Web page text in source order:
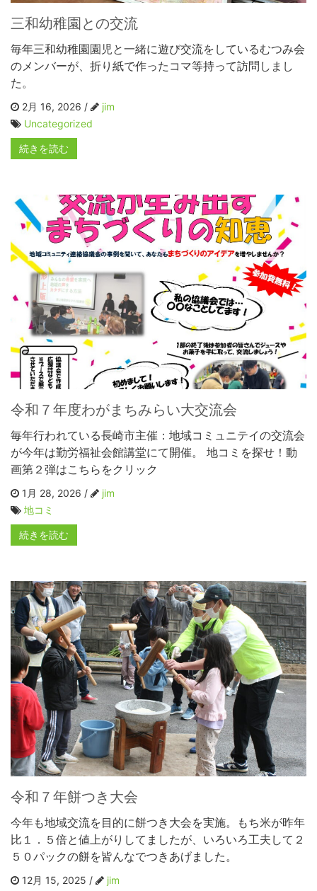
三和幼稚園との交流
毎年三和幼稚園園児と一緒に遊び交流をしているむつみ会
のメンバーが、折り紙で作ったコマ等持って訪問しまし
た。
2月 16, 2026 /
jim
Uncategorized
続きを読む
令和７年度わがまちみらい大交流会
毎年行われている長崎市主催：地域コミュニテイの交流会
が今年は勤労福祉会館講堂にて開催。 地コミを探せ！動
画第２弾はこちらをクリック
1月 28, 2026 /
jim
地コミ
続きを読む
令和７年餅つき大会
今年も地域交流を目的に餅つき大会を実施。もち米が昨年
比１．５倍と値上がりしてましたが、いろいろ工夫して２
５０パックの餅を皆んなでつきあげました。
12月 15, 2025 / jim